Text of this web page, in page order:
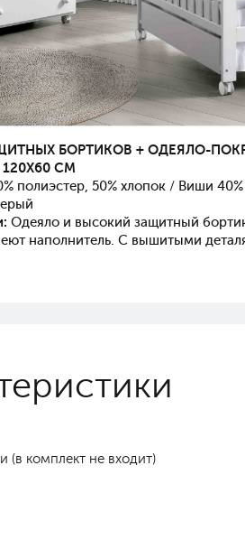
БОРТИКОВ + ОДЕЯЛО-
120X60 СМ
полиэстер, 50% хлопок / Виши
Одеяло и высокий защитный
наполнитель. С вышитыми
(в комплект не входит)